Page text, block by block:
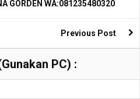
GORDEN WA:081235480320
Previous Post
PC) :